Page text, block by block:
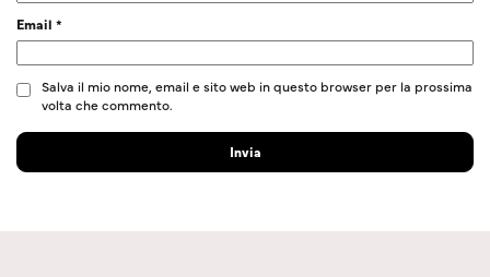
Email *
Salva il mio nome, email e sito web in questo browser per la prossima
volta che commento.